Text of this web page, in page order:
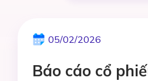
05/02/2026
Báo cáo cổ